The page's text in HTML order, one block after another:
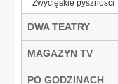
Zwycięskie pyszności
DWA TEATRY
MAGAZYN TV
PO GODZINACH